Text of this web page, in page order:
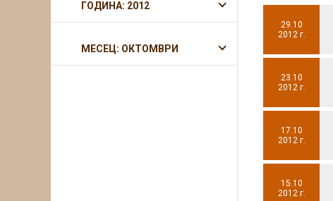
29.10
2012 г.
23.10
2012 г.
17.10
2012 г.
15.10
2012 г.
ГОДИНА: 2012
МЕСЕЦ: ОКТОМВРИ